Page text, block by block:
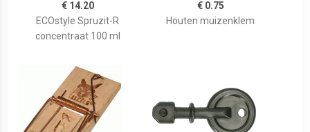
€ 14.20
ECOstyle Spruzit-R
concentraat 100 ml
€ 0.75
Houten muizenklem